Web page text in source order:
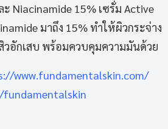
ะ Niacinamide 15% เซรั่ม Active
มาถึง 15% ทำให้ผิวกระจ่าง
วอักเสบ พร้อมควบคุมความมันด้วย
www.fundamentalskin.com/